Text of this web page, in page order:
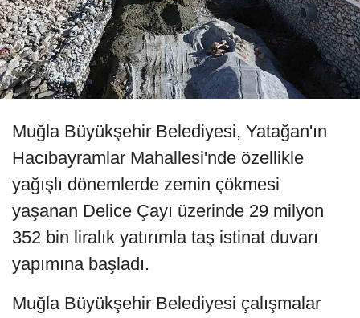
Muğla Büyükşehir Belediyesi, Yatağan'ın
Hacıbayramlar Mahallesi'nde özellikle
yağışlı dönemlerde zemin çökmesi
yaşanan Delice Çayı üzerinde 29 milyon
352 bin liralık yatırımla taş istinat duvarı
yapımına başladı.
Muğla Büyükşehir Belediyesi çalışmalar